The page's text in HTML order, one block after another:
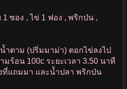
ซอง , ไข่ 1 ฟอง , พริกป่น ,
ำตาม (ปริ่มมาม่า) ตอกไข่ลงไป
มร้อน 100c ระยะเวลา 3.50 นาที
ที่แถมมา และน้ำปลา พริกป่น